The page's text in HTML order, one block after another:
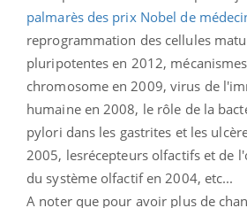
palmarès des prix Nobel de
reprogrammation des cellules
pluripotentes en 2012,
chromosome en 2009, virus de
humaine en 2008, le rôle de la
pylori dans les gastrites et les
2005, lesrécepteurs olfactifs et de
du système olfactif en 2004, etc...
A noter que pour avoir plus de